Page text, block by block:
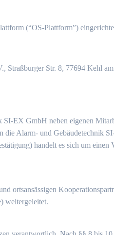
(“OS-Plattform”)
Straßburger Str. 8, 77694 Kehl
SI-EX GmbH neben eigenen
die Alarm- und Gebäudetechnik
handelt es sich um einen
ortsansässigen
weitergeleitet.